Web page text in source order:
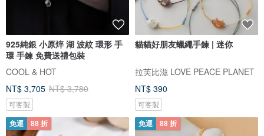
925純銀 小原焠 湖 波紋 環形 手
環 手鍊 免費送禮包裝
COOL & HOT
NT$ 3,705 NT$ 3,780
可客製
貓貓好朋友蠟繩手鍊 | 迷你
拉芙比滋 LOVE PEACE PLANET
NT$ 390
可客製
免運 88 折 免運 88 折